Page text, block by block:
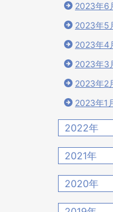
2023年6
2023年5
2023年4
2023年3
2023年2
2023年1
2022年
2022年
2022年
2022年9
2021年
2021年
2020年
2020年